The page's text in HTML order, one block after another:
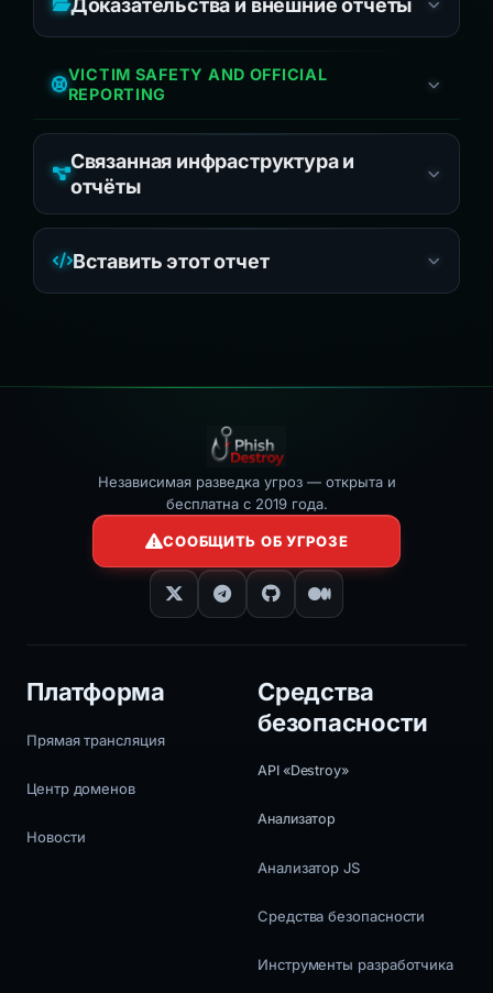
VICTIM SAFETY AND OFFICIAL
REPORTING
Связанная инфраструктура и
отчёты
Вставить этот отчет
Независимая разведка угроз — открыта и
бесплатна с 2019 года.
СООБЩИТЬ ОБ УГРОЗЕ
Платформа
Прямая трансляция
Центр доменов
Новости
Средства
безопасности
API «Destroy»
Анализатор
Анализатор JS
Средства безопасности
Инструменты разработчика